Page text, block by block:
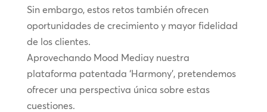
Sin embargo, estos retos también ofrecen
oportunidades de crecimiento y mayor fidelidad
de los clientes.
Aprovechando Mood Mediay nuestra
plataforma patentada ‘Harmony’, pretendemos
ofrecer una perspectiva única sobre estas
cuestiones.